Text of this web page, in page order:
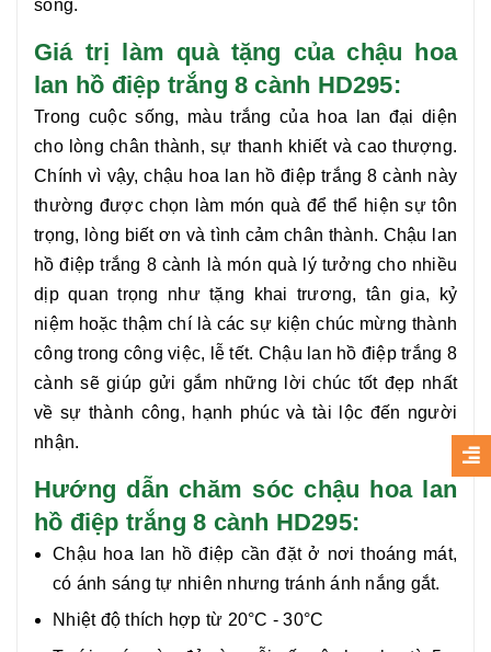
sống.
Giá trị làm quà tặng của chậu hoa
lan hồ điệp trắng 8 cành HD295:
Trong cuộc sống, màu trắng của hoa lan đại diện
cho lòng chân thành, sự thanh khiết và cao thượng.
Chính vì vậy, chậu hoa lan hồ điệp trắng 8 cành này
thường được chọn làm món quà để thể hiện sự tôn
trọng, lòng biết ơn và tình cảm chân thành. Chậu
lan
hồ điệp trắng 8 cành
là món quà lý tưởng cho nhiều
dịp quan trọng như tặng khai trương, tân gia, kỷ
niệm hoặc thậm chí là các sự kiện chúc mừng thành
công trong công việc, lễ tết. Chậu lan hồ điệp trắng 8
cành sẽ giúp gửi gắm những lời chúc tốt đẹp nhất
về sự thành công, hạnh phúc và tài lộc đến người
nhận.
Hướng dẫn chăm sóc chậu hoa lan
hồ điệp trắng 8 cành HD295:
Chậu hoa lan hồ điệp cần đặt ở nơi thoáng mát,
có ánh sáng tự nhiên nhưng tránh ánh nắng gắt.
Nhiệt độ thích hợp từ 20°C - 30°C